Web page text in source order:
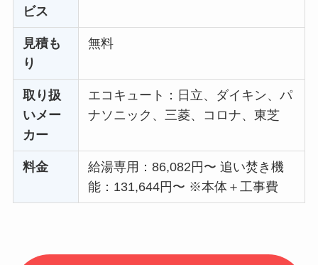
ビス
見積も
り
無料
取り扱
いメー
カー
エコキュート：日立、ダイキン、パ
ナソニック、三菱、コロナ、東芝
料金
給湯専用：86,082円〜 追い焚き機
能：131,644円〜 ※本体＋工事費